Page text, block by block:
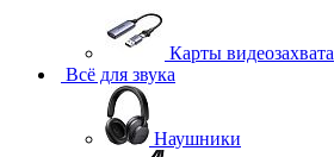
Карты видеозахвата
Всё для звука
Наушники